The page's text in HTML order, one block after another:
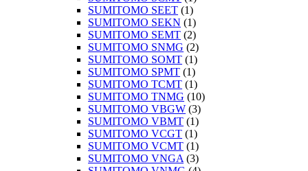
SUMITOMO SEET (1)
SUMITOMO SEKN (1)
SUMITOMO SEMT (2)
SUMITOMO SNMG (2)
SUMITOMO SOMT (1)
SUMITOMO SPMT (1)
SUMITOMO TCMT (1)
SUMITOMO TNMG (10)
SUMITOMO VBGW (3)
SUMITOMO VBMT (1)
SUMITOMO VCGT (1)
SUMITOMO VCMT (1)
SUMITOMO VNGA (3)